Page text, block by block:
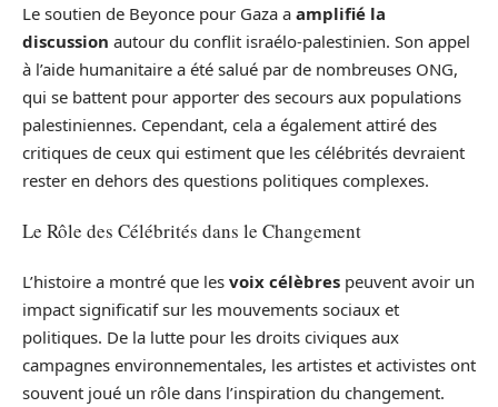
Le soutien de Beyonce pour Gaza a amplifié la
discussion autour du conflit israélo-palestinien. Son appel
à l’aide humanitaire a été salué par de nombreuses ONG,
qui se battent pour apporter des secours aux populations
palestiniennes. Cependant, cela a également attiré des
critiques de ceux qui estiment que les célébrités devraient
rester en dehors des questions politiques complexes.
Le Rôle des Célébrités dans le Changement
L’histoire a montré que les voix célèbres peuvent avoir un
impact significatif sur les mouvements sociaux et
politiques. De la lutte pour les droits civiques aux
campagnes environnementales, les artistes et activistes ont
souvent joué un rôle dans l’inspiration du changement.